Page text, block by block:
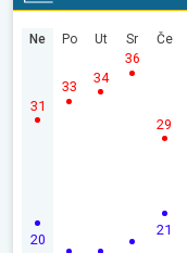
Ne
20
31
Po
33
Ut
34
Sr
36
Če
21
29